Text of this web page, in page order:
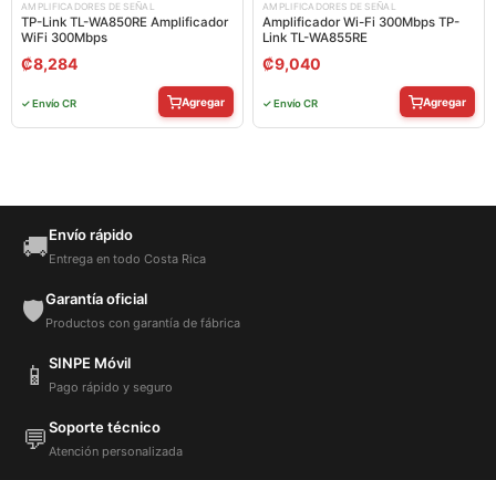
AMPLIFICADORES DE SEÑAL
TP-Link TL-WA850RE Amplificador
WiFi 300Mbps
₡8,284
✓ Envío CR Agregar
AMPLIFICADORES DE SEÑAL
Amplificador Wi-Fi 300Mbps TP-
Link TL-WA855RE
₡9,040
✓ Envío CR Agregar
🚚Envío rápido
Entrega en todo Costa Rica
🛡️Garantía oficial
Productos con garantía de fábrica
📱 SINPE Móvil
Pago rápido y seguro
💬Soporte técnico
Atención personalizada